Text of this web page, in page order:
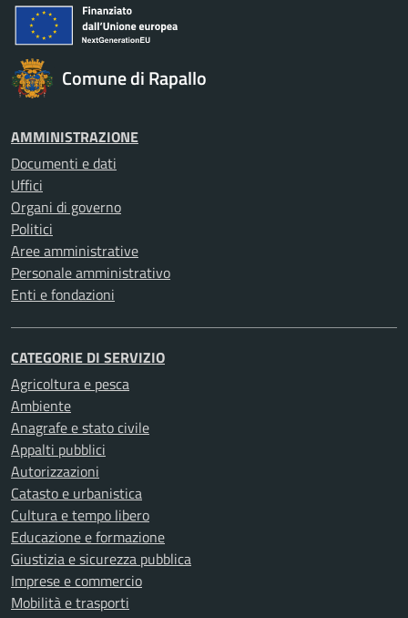
Comune di Rapallo
AMMINISTRAZIONE
Documenti e dati
Uffici
Organi di governo
Politici
Aree amministrative
Personale amministrativo
Enti e fondazioni
CATEGORIE DI SERVIZIO
Agricoltura e pesca
Ambiente
Anagrafe e stato civile
Appalti pubblici
Autorizzazioni
Catasto e urbanistica
Cultura e tempo libero
Educazione e formazione
Giustizia e sicurezza pubblica
Imprese e commercio
Mobilità e trasporti